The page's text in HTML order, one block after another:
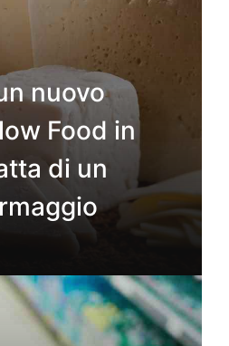
nuovo
Food in
di un